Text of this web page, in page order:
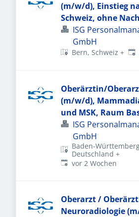
(m/w/d), Einstieg
Schweiz, ohne
ISG
GmbH
Bern, Schweiz +
Oberärztin/
(m/w/d),
und MSK, Raum
ISG
GmbH
Baden-
Deutschland +
Veröffentlicht:
vor 2 Wochen
Oberarzt /
Neuroradiologie